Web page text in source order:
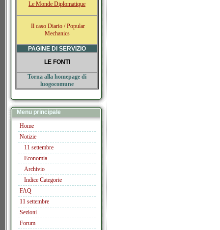
Le Monde Diplomatique
Il caso Diario / Popular
Mechanics
PAGINE DI SERVIZIO
LE FONTI
Torna alla homepage di
luogocomune
Menu principale
Home
Notizie
11 settembre
Economia
Archivio
Indice Categorie
FAQ
11 settembre
Sezioni
Forum